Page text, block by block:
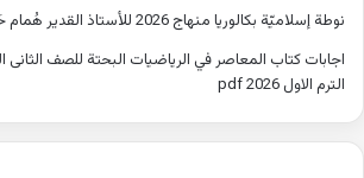
نوطة إسلاميّة بكالوريا منهاج 2026 للأستاذ القدير هُمام حَمدان المنهاج السوري
اجابات كتاب المعاصر في الرياضيات البحتة للصف الثانى
الترم الاول 2026 pdf